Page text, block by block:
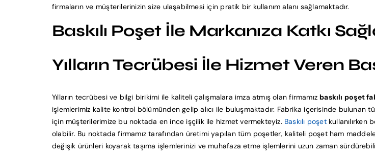
firmaların ve müşterilerinizin size ulaşabilmesi için pratik bir kullanım alanı sağlamaktadır.
Baskılı Poşet İle Markanıza Katkı
Yılların Tecrübesi İle Hizmet Veren
Yılların tecrübesi ve bilgi birikimi ile kaliteli çalışmalara imza atmış olan firmamız baskılı poşet
işlemlerimiz kalite kontrol bölümünden gelip alıcı ile buluşmaktadır. Fabrika içerisinde bulunan
için müşterilerimize bu noktada en ince işçilik ile hizmet vermekteyiz. Baskılı poşetkullanılırken
olabilir. Bu noktada firmamız tarafından üretimi yapılan tüm poşetler, kaliteli poşet ham
değişik ürünleri koyarak taşıma işlemlerinizi ve muhafaza etme işlemlerini uzun zaman